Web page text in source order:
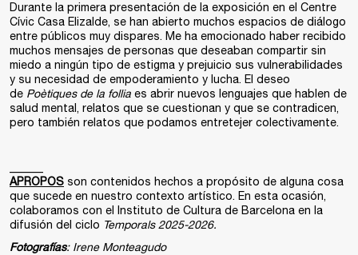
Durante la primera presentación de la exposición en el Centre
Cívic Casa Elizalde, se han abierto muchos espacios de diálogo
entre públicos muy dispares. Me ha emocionado haber recibido
muchos mensajes de personas que deseaban compartir sin
miedo a ningún tipo de estigma y prejuicio sus vulnerabilidades
y su necesidad de empoderamiento y lucha. El deseo
de Poètiques de la follia es abrir nuevos lenguajes que hablen de
salud mental, relatos que se cuestionan y que se contradicen,
pero también relatos que podamos entretejer colectivamente.
APROPOS son contenidos hechos a propósito de alguna cosa
que sucede en nuestro contexto artístico. En esta ocasión,
colaboramos con el Instituto de Cultura de Barcelona en la
difusión del ciclo Temporals 2025-2026.
Fotografías: Irene Monteagudo